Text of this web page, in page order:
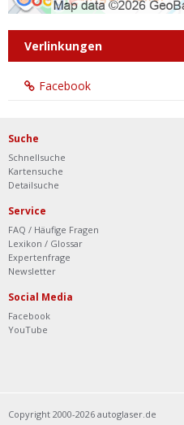
Verlinkungen
Facebook
Suche
Schnellsuche
Kartensuche
Detailsuche
Service
FAQ / Häufige Fragen
Lexikon / Glossar
Expertenfrage
Newsletter
Social Media
Facebook
YouTube
Copyright 2000-2026 autoglaser.de